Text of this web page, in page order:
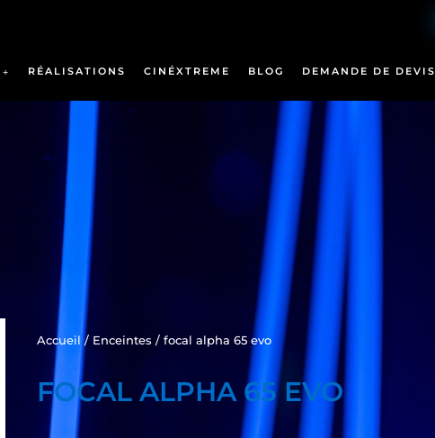
RÉALISATIONS CINÉXTREME BLOG DEMANDE DE DEVIS
Accueil / Enceintes / focal alpha 65 evo
FOCAL ALPHA 65 EVO